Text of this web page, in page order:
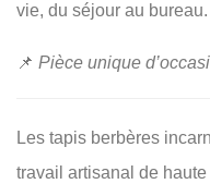
vie, du séjour au bureau.
📌 Pièce unique
Les tapis berbères
travail artisanal de